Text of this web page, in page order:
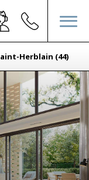
Herblain (44)